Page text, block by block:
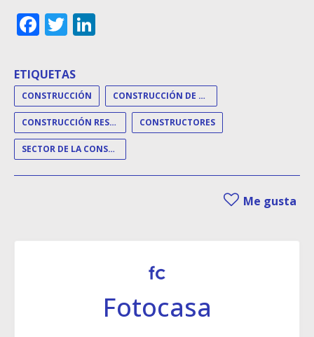
Facebook
Twitter
ETIQUETAS
CONSTRUCCIÓN CONSTRUCCIÓN DE VIVIENDAS
CONSTRUCCIÓN RESIDENCIAL CONSTRUCTORES
SECTOR DE LA CONSTRUCCIÓN
Me gusta
Fotocasa